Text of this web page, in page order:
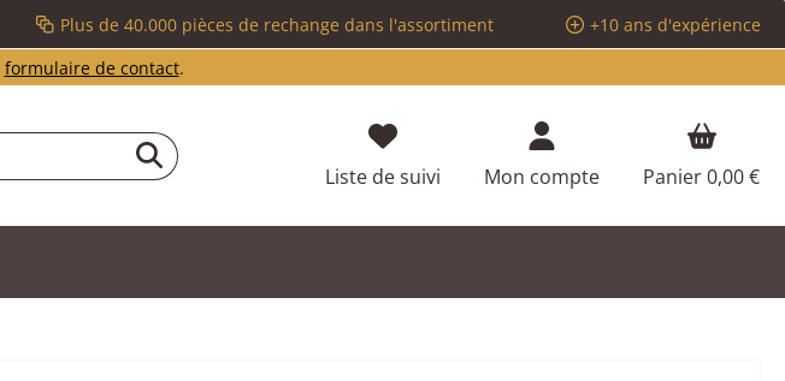
Plus de 40.000 pièces de rechange dans l'assortiment
+10 ans d'expérience
formulaire de contact.
Liste de suivi Vous avez 0 articles dans votre liste
Mon compte Panier0,00 €